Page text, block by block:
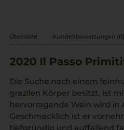
Übersicht Kundenbewertungen (0)
2020 Il Passo
Die Suche nach einem
grazilen Körper besitzt, ist
hervorragende Wein wird in
Geschmacklich ist er
tiefgründig und auffallend